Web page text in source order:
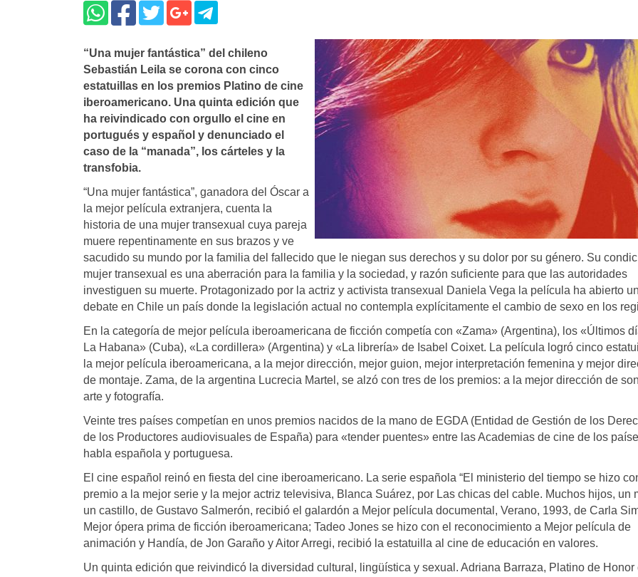
“Una mujer fantástica” del chileno
Sebastián Leila se corona con cinco
estatuillas en los premios Platino de cine
iberoamericano. Una quinta edición que
ha reivindicado con orgullo el cine en
portugués y español y denunciado el
caso de la “manada”, los cárteles y la
transfobia.
“Una mujer fantástica”, ganadora del Óscar a
la mejor película extranjera, cuenta la
historia de una mujer transexual cuya pareja
muere repentinamente en sus brazos y ve
sacudido su mundo por la familia del fallecido que le niegan sus derechos y su dolor por su género. Su
mujer transexual es una aberración para la familia y la sociedad, y razón suficiente para que las autoridades
investiguen su muerte. Protagonizado por la actriz y activista transexual Daniela Vega la película ha abierto
debate en Chile un país donde la legislación actual no contempla explícitamente el cambio de sexo en los
En la categoría de mejor película iberoamericana de ficción competía con «Zama» (Argentina), los «Últimos
La Habana» (Cuba), «La cordillera» (Argentina) y «La librería» de Isabel Coixet. La película logró cinco
la mejor película iberoamericana, a la mejor dirección, mejor guion, mejor interpretación femenina y mejor
de montaje. Zama, de la argentina Lucrecia Martel, se alzó con tres de los premios: a la mejor dirección de
arte y fotografía.
Veinte tres países competían en unos premios nacidos de la mano de EGDA (Entidad de Gestión de los
de los Productores audiovisuales de España) para «tender puentes» entre las Academias de cine de los
habla española y portuguesa.
El cine español reinó en fiesta del cine iberoamericano. La serie española “El ministerio del tiempo se hizo
premio a la mejor serie y la mejor actriz televisiva, Blanca Suárez, por Las chicas del cable. Muchos hijos, un
un castillo, de Gustavo Salmerón, recibió el galardón a Mejor película documental, Verano, 1993, de Carla
Mejor ópera prima de ficción iberoamericana; Tadeo Jones se hizo con el reconocimiento a Mejor película de
animación y Handía, de Jon Garaño y Aitor Arregi, recibió la estatuilla al cine de educación en valores.
Un quinta edición que reivindicó la diversidad cultural, lingüística y sexual. Adriana Barraza, Platino de Honor